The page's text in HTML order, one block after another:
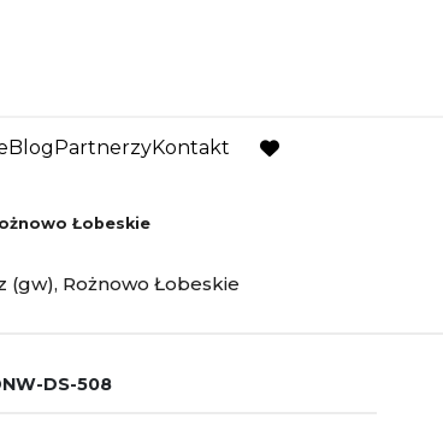
BlogPartnerzyKontakt
favorite
Łobeskie
(gw), Rożnowo Łobeskie
DS-508